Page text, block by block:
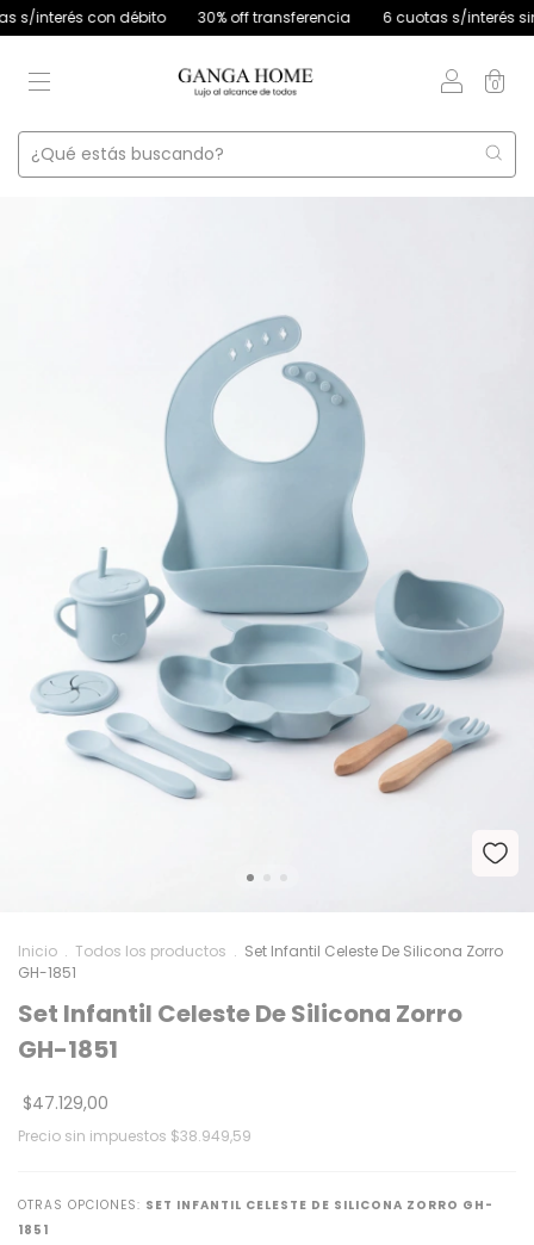
con débito 30% off transferencia 6 cuotas s/interés sin
0
Inicio . Todos los productos . Set Infantil Celeste De Silicona Zorro
GH-1851
Set Infantil Celeste De Silicona Zorro
GH-1851
$47.129,00
Precio sin impuestos $38.949,59
OTRAS OPCIONES: SET INFANTIL CELESTE DE SILICONA ZORRO GH-
1851